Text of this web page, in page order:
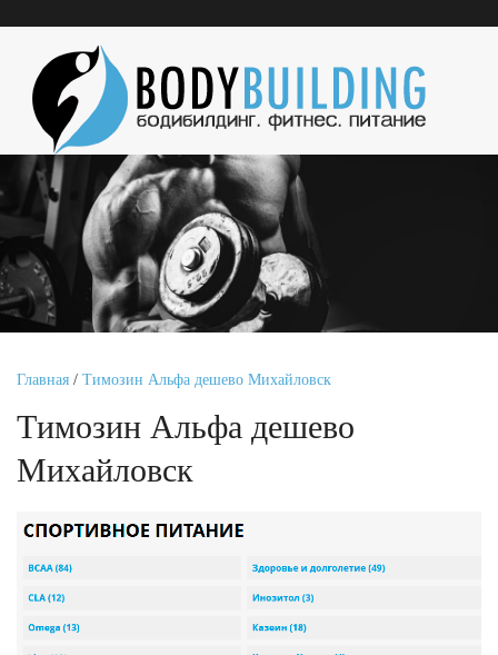
Главная / Tимозин Альфа дешево Михайловск
Tимозин Альфа дешево
Михайловск